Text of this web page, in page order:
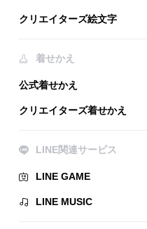
クリエイターズ絵文字
着せかえ
公式着せかえ
クリエイターズ着せかえ
LINE関連サービス
LINE GAME
LINE MUSIC